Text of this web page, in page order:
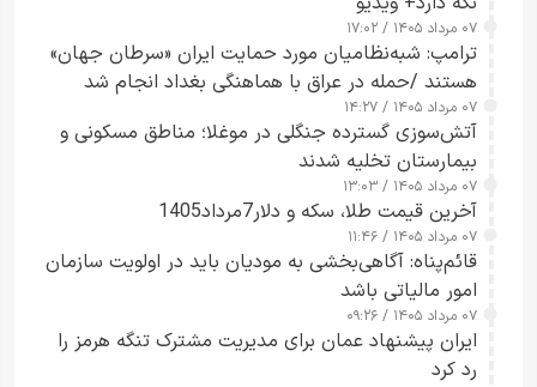
۰۷ مرداد ۱۴۰۵ / ۱۷:۰۲
ترامپ: شبه‌نظامیان مورد حمایت ایران «سرطان جهان»
هستند /حمله در عراق با هماهنگی بغداد انجام شد
۰۷ مرداد ۱۴۰۵ / ۱۴:۲۷
آتش‌سوزی گسترده جنگلی در موغلا؛ مناطق مسکونی و
بیمارستان تخلیه شدند
۰۷ مرداد ۱۴۰۵ / ۱۳:۰۳
آخرین قیمت طلا، سکه و دلار7مرداد1405
۰۷ مرداد ۱۴۰۵ / ۱۱:۴۶
قائم‌پناه: آگاهی‌بخشی به مودیان باید در اولویت سازمان
امور مالیاتی باشد
۰۷ مرداد ۱۴۰۵ / ۰۹:۲۶
ایران پیشنهاد عمان برای مدیریت مشترک تنگه هرمز را
رد کرد